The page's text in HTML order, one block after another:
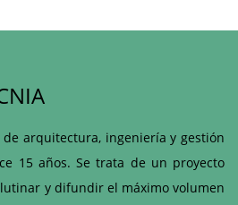
arquitectura, ingeniería y gestión
15 años. Se trata de un proyecto
y difundir el máximo volumen